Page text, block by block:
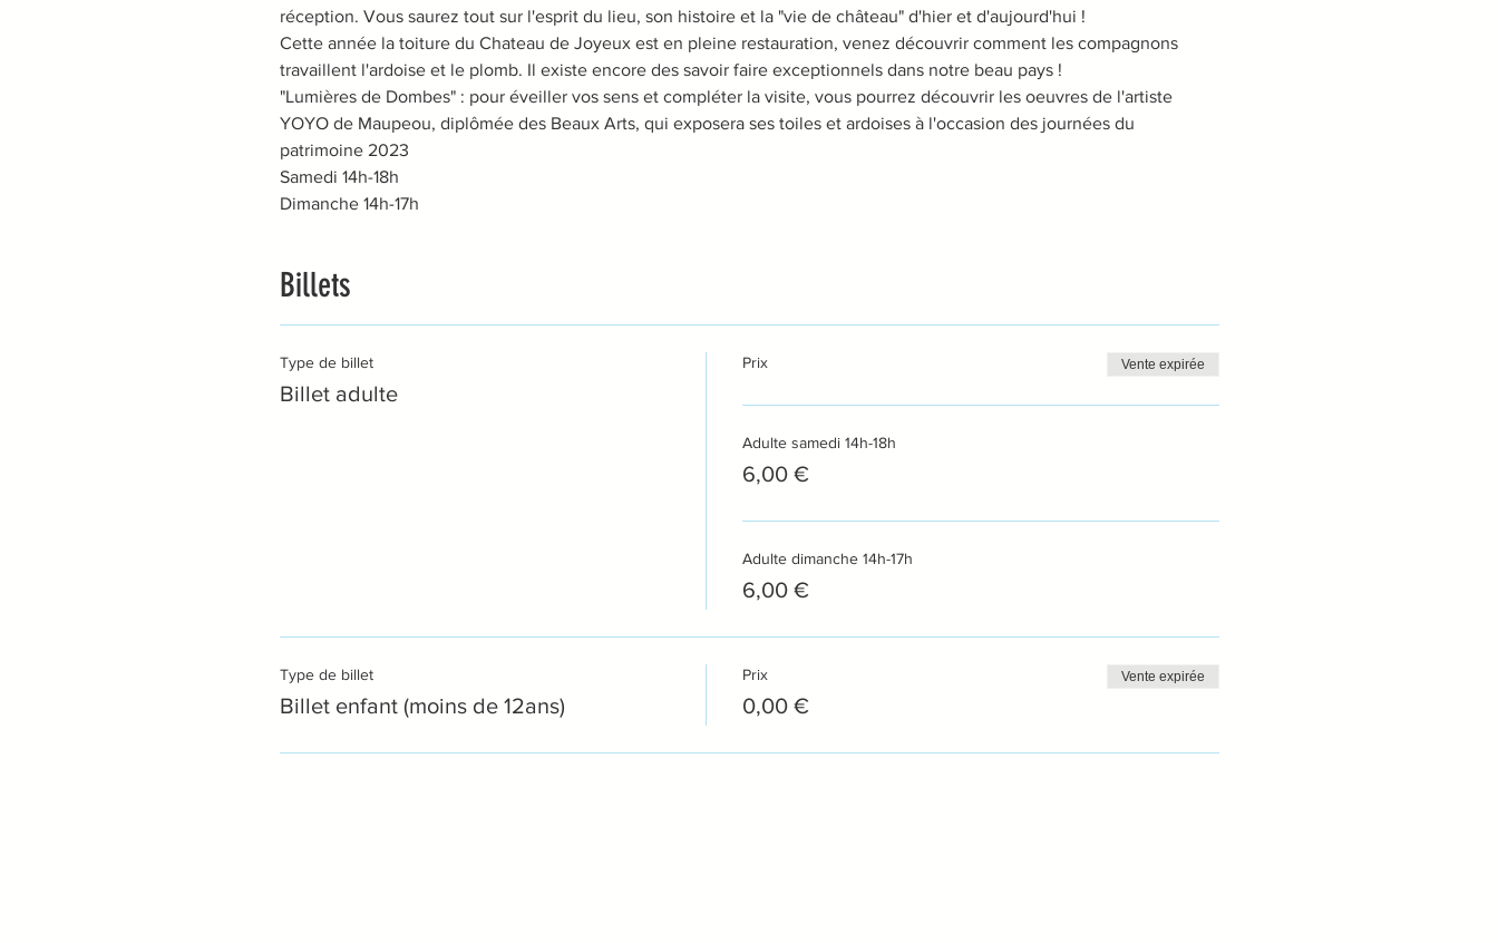
réception. Vous saurez tout sur l'esprit du lieu, son histoire et la "vie de château" d'hier et d'aujourd'hui !
Cette année la toiture du Chateau de Joyeux est en pleine restauration, venez découvrir comment les compagnons
travaillent l'ardoise et le plomb. Il existe encore des savoir faire exceptionnels dans notre beau pays !
"Lumières de Dombes" : pour éveiller vos sens et compléter la visite, vous pourrez découvrir les oeuvres de l'artiste
YOYO de Maupeou, diplômée des Beaux Arts, qui exposera ses toiles et ardoises à l'occasion des journées du
patrimoine 2023
Samedi 14h-18h
Dimanche 14h-17h
Billets
Type de billet
Billet adulte
Prix Vente expirée
Adulte samedi 14h-18h
6,00 €
Adulte dimanche 14h-17h
6,00 €
Type de billet
Billet enfant (moins de 12ans)
Prix
0,00 €
Vente expirée